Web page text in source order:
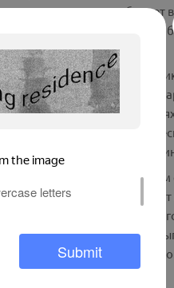
подбирает
определяющими шаг
печать изделия,
инертным газом,
спаиваются на тех
платформа
по высоте и выполняется
вакуумным
Он просеивается и
внутрь
токарная обработка.
измерительных